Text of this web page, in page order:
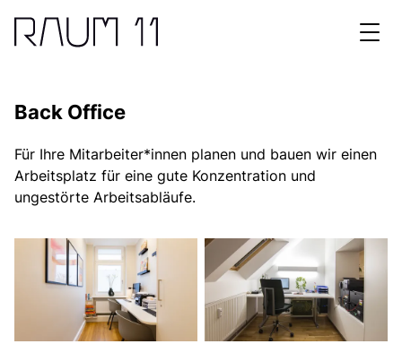
Back Office
Für Ihre Mitarbeiter*innen planen und bauen wir einen
Arbeitsplatz für eine gute Konzentration und
ungestörte Arbeitsabläufe.